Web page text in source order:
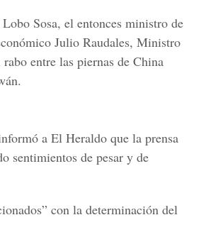
Sosa, el entonces ministro de
Julio Raudales, Ministro
entre las piernas de China
a El Heraldo que la prensa
sentimientos de pesar y de
con la determinación del